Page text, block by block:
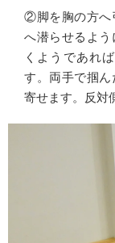
②脚を胸の方へ
へ潜らせるよ
くようであれ
す。両手で掴ん
寄せます。反対